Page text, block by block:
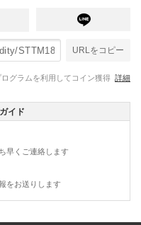
URLをコピー
グラムを利用してコイン獲得 詳細
イド
早くご連絡します
をお送りします